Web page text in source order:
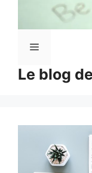
Le blog
Menu